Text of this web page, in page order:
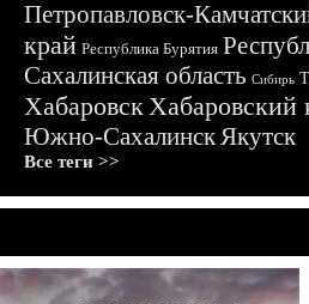
Петропавловск-
край Республика Бурятия
Сахалинская область Сибирь
ХабаровскХабаровский
Южно-СахалинскЯкутск
Все теги >>